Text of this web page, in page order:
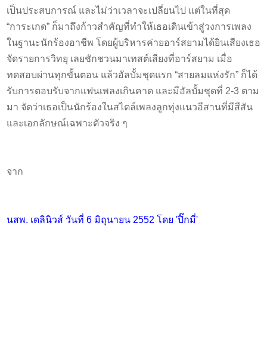
เป็นประสบการณ์ และไม่ว่าเวลาจะเปลี่ยนไป แต่ในที่สุด
“การะเกด” ก็มาถึงก้าวสำคัญที่ทำให้เธอเดินเข้าสู่วงการเพลง
ในฐานะนักร้องอาชีพ โดยผู้บริหารค่ายอาร์สยามได้ยินเสียงเธอ
จัดรายการวิทยุ เลยชักชวนมาเทสต์เสียงที่อาร์สยาม เมื่อ
ทดสอบผ่านทุกขั้นตอน แล้วอัลบั้มชุดแรก “สายลมแห่งรัก” ก็ได้
รับการตอบรับจากแฟนเพลงเกินคาด และมีอัลบั้มชุดที่ 2-3 ตาม
มา จัดว่าเธอเป็นนักร้องในสไตล์เพลงลูกทุ่งแนวอีสานที่มีสีสัน
และเอกลักษณ์เฉพาะตัวจริง ๆ
จาก
นสพ. เดลินิวส์ วันที่ 6 มิถุนายน 2552 โดย 'ปิ๊กมี่'